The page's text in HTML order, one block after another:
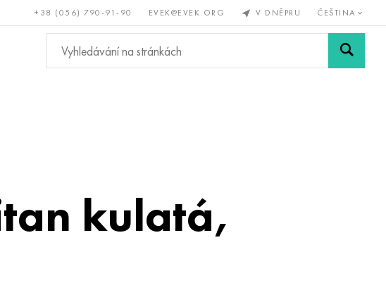
+38 (056) 790-91-90 EVEK@EVEK.ORG V DNĚPRU ČEŠTINA
Neželezné
kovy
Legovaná Sítě a
kulatá,